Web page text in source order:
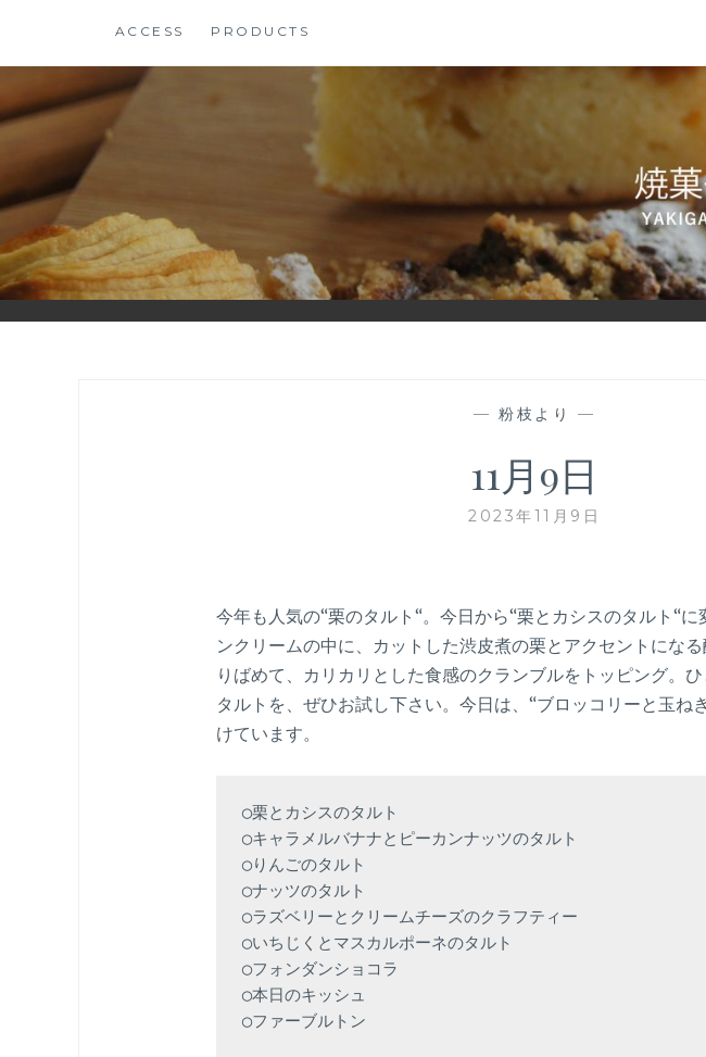
テ
ン
ツ
ス
キ
ッ
プ
ACCESS PRODUCTS
— 粉枝より —
11月9日
2023年11月9日
今年も人気の“栗のタルト“。今日から“栗とカシスのタルト“に
ンクリームの中に、カットした渋皮煮の栗とアクセントにな
りばめて、カリカリとした食感のクランブルをトッピング。
タルトを、ぜひお試し下さい。今日は、“ブロッコリーと玉ね
けています。
◯栗とカシスのタルト
◯キャラメルバナナとピーカンナッツのタルト
◯りんごのタルト
◯ナッツのタルト
◯ラズベリーとクリームチーズのクラフティー
◯いちじくとマスカルポーネのタルト
◯フォンダンショコラ
◯本日のキッシュ
◯ファーブルトン